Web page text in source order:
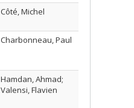
Côté, Michel
Charbonneau, Paul
Hamdan, Ahmad;
Valensi, Flavien